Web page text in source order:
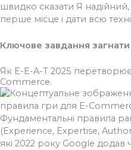
швидко сказати Я
перше місце і дати всю
Ключове завдання
Як E-E-A-T 2025
Commerce.
Фундаментальні правила
(Experience, Expertise,
які 2022 року Google додав